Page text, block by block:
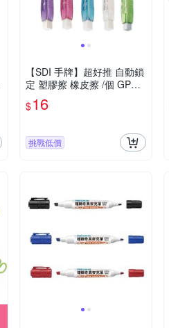
【SDI 手牌】超好推 自動鎖
定 塑膠擦 橡皮擦 /個 GPE-2
5 系列
$16
挑戰低價